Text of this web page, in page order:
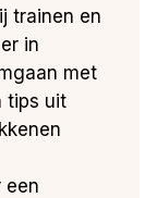
trainen en
in
met
tips uit
een